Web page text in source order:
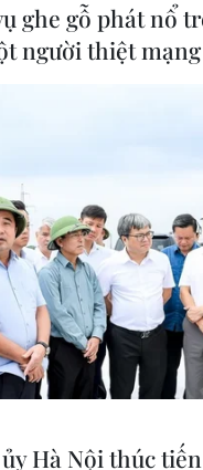
MỤC
- nhà
cho mối quan hệ
quản lý sầu
giảm áp lực dư
ghe gỗ phát nổ
người thiệt mạng
Hà Nội thúc